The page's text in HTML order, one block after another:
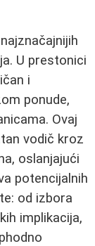
U prestonici
i
ponude,
Ovaj
vodič kroz
oslanjajući
potencijalnih
od izbora
implikacija,